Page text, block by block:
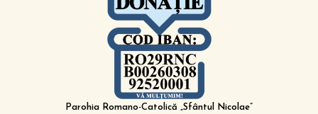
Parohia Romano-Catolică „Sfântul Nicolae”